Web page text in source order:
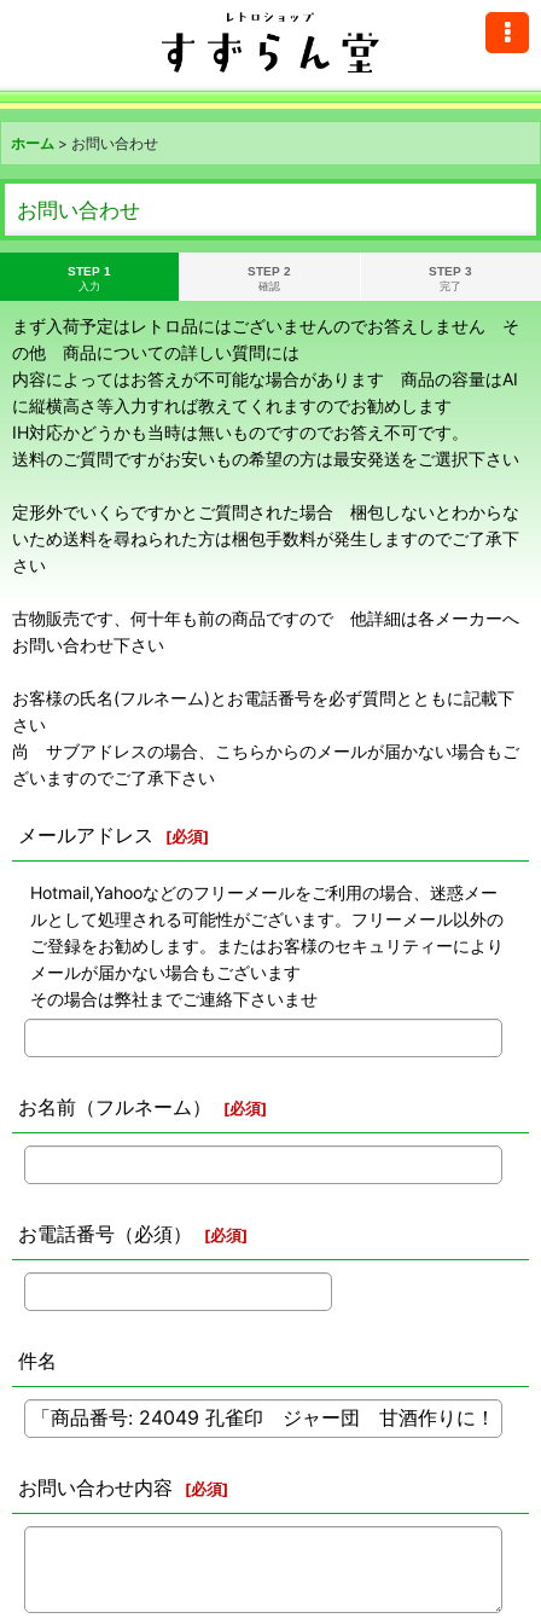
ホーム > お問い合わせ
お問い合わせ
STEP 1
入力
STEP 2
確認
STEP 3
完了
まず入荷予定はレトロ品にはございませんのでお答えしません そ
の他 商品についての詳しい質問には
内容によってはお答えが不可能な場合があります 商品の容量はAI
に縦横高さ等入力すれば教えてくれますのでお勧めします
IH対応かどうかも当時は無いものですのでお答え不可です。
送料のご質問ですがお安いもの希望の方は最安発送をご選択下さい
定形外でいくらですかとご質問された場合 梱包しないとわからな
いため送料を尋ねられた方は梱包手数料が発生しますのでご了承下
さい
古物販売です、何十年も前の商品ですので 他詳細は各メーカーへ
お問い合わせ下さい
お客様の氏名(フルネーム)とお電話番号を必ず質問とともに記載下
さい
尚 サブアドレスの場合、こちらからのメールが届かない場合もご
ざいますのでご了承下さい
メールアドレス [必須]
Hotmail,Yahooなどのフリーメールをご利用の場合、迷惑メー
ルとして処理される可能性がございます。フリーメール以外の
ご登録をお勧めします。またはお客様のセキュリティーにより
メールが届かない場合もございます
その場合は弊社までご連絡下さいませ
お名前（フルネーム） [必須]
お電話番号（必須） [必須]
件名
お問い合わせ内容 [必須]